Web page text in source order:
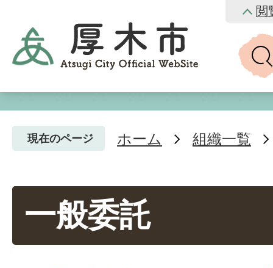
閲
現在のページ ホーム 組織一覧
一般委託